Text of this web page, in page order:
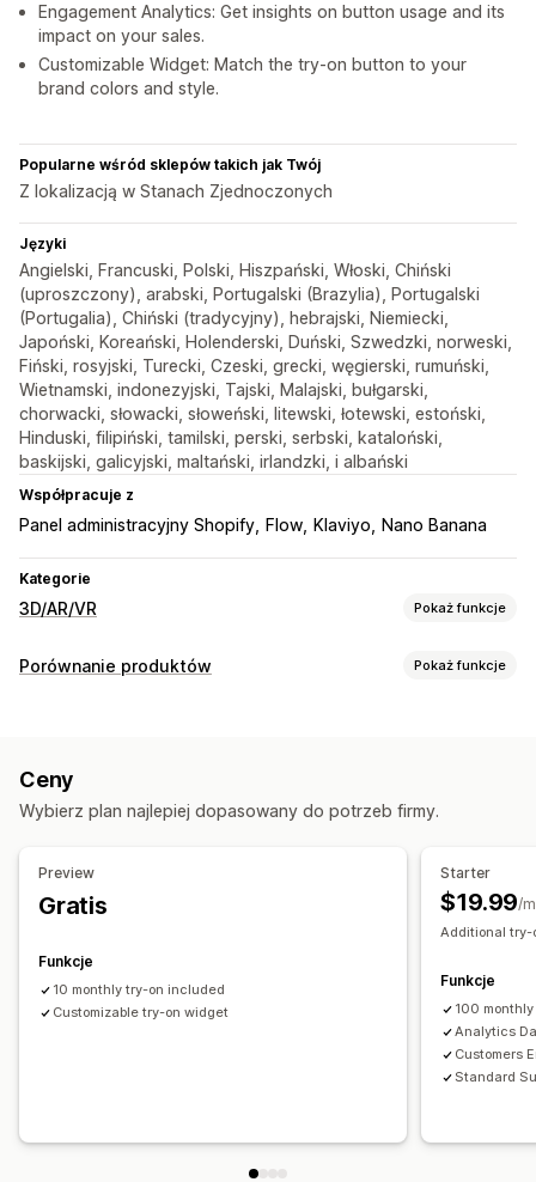
Engagement Analytics: Get insights on button usage and its
impact on your sales.
Customizable Widget: Match the try-on button to your
brand colors and style.
Popularne wśród sklepów takich jak Twój
Z lokalizacją w Stanach Zjednoczonych
Języki
Angielski, Francuski, Polski, Hiszpański, Włoski, Chiński
(uproszczony), arabski, Portugalski (Brazylia), Portugalski
(Portugalia), Chiński (tradycyjny), hebrajski, Niemiecki,
Japoński, Koreański, Holenderski, Duński, Szwedzki, norweski,
Fiński, rosyjski, Turecki, Czeski, grecki, węgierski, rumuński,
Wietnamski, indonezyjski, Tajski, Malajski, bułgarski,
chorwacki, słowacki, słoweński, litewski, łotewski, estoński,
Hinduski, filipiński, tamilski, perski, serbski, kataloński,
baskijski, galicyjski, maltański, irlandzki, i albański
Współpracuje z
Panel administracyjny Shopify Flow Klaviyo Nano Banana
Kategorie
3D/AR/VR Pokaż funkcje
Wizualizacja
Dostosowanie
Warianty
Produkty niestandardowe Tekst Zdjęcia
Responsywność na urządzeniach mobilnych
Porównanie produktów Pokaż funkcje
Zaznaczanie różnic
Ceny
Wybierz plan najlepiej dopasowany do potrzeb firmy.
Preview
Gratis
Funkcje
10 monthly try-on included
Customizable try-on widget
Starter
$19.99/
Additional try-
Funkcje
100
Analytics
Customers
Standard